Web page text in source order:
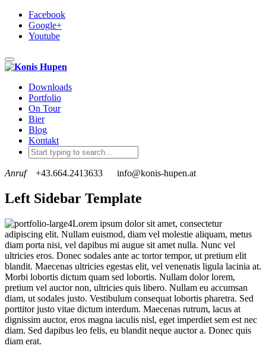
Facebook
Google+
Youtube
Toggle navigation
Downloads
Portfolio
On Tour
Bier
Blog
Kontakt
Anruf +43.664.2413633 info@konis-hupen.at
Left Sidebar Template
Lorem ipsum dolor sit amet, consectetur
adipiscing elit. Nullam euismod, diam vel molestie aliquam, metus
diam porta nisi, vel dapibus mi augue sit amet nulla. Nunc vel
ultricies eros. Donec sodales ante ac tortor tempor, ut pretium elit
blandit. Maecenas ultricies egestas elit, vel venenatis ligula lacinia at.
Morbi lobortis dictum quam sed lobortis. Nullam dolor lorem,
pretium vel auctor non, ultricies quis libero. Nullam eu accumsan
diam, ut sodales justo. Vestibulum consequat lobortis pharetra. Sed
porttitor justo vitae dictum interdum. Maecenas rutrum, lacus at
dignissim auctor, eros magna iaculis nisl, eget imperdiet sem est nec
diam. Sed dapibus leo felis, eu blandit neque auctor a. Donec quis
diam erat.